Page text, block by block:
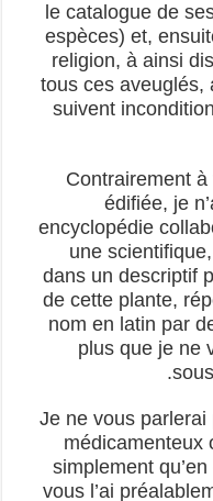
le catalogue de
espèces) et,
religion, à ainsi
tous ces aveuglés,
suivent
Contrairement
édifiée, je
encyclopédie
une
dans un descriptif
de cette plante,
nom en latin par
plus que je ne
Je ne vous
médicamenteux
simplement
vous l’ai